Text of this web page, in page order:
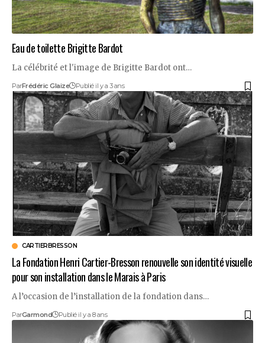
Eau de toilette Brigitte Bardot
La célébrité et l'image de Brigitte Bardot ont…
ParFrédéric Glaize Publié il y a 3 ans
CARTIERBRESSON
La Fondation Henri Cartier-Bresson renouvelle son identité visuelle
pour son installation dans le Marais à Paris
A l’occasion de l’installation de la fondation dans…
ParGarmond Publié il y a 8 ans